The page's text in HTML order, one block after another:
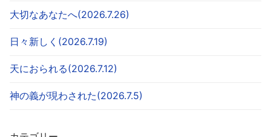
大切なあなたへ(2026.7.26)
日々新しく(2026.7.19)
天におられる(2026.7.12)
神の義が現わされた(2026.7.5)